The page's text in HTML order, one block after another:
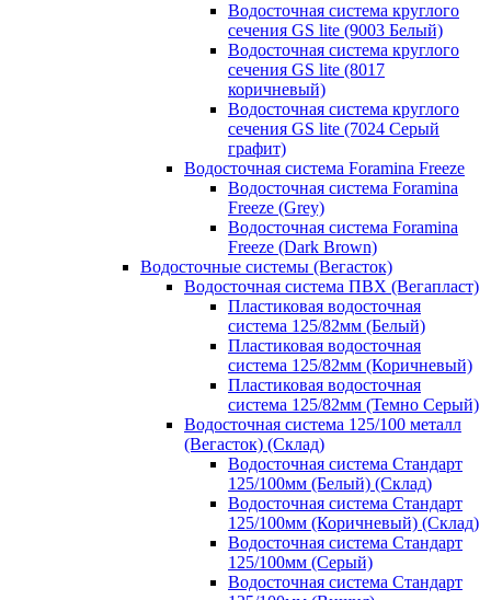
Водосточная система круглого
сечения GS lite (9003 Белый)
Водосточная система круглого
сечения GS lite (8017
коричневый)
Водосточная система круглого
сечения GS lite (7024 Серый
графит)
Водосточная система Foramina Freeze
Водосточная система Foramina
Freeze (Grey)
Водосточная система Foramina
Freeze (Dark Brown)
Водосточные системы (Вегасток)
Водосточная система ПВХ (Вегапласт)
Пластиковая водосточная
система 125/82мм (Белый)
Пластиковая водосточная
система 125/82мм (Коричневый)
Пластиковая водосточная
система 125/82мм (Темно Серый)
Водосточная система 125/100 металл
(Вегасток) (Склад)
Водосточная система Стандарт
125/100мм (Белый) (Склад)
Водосточная система Стандарт
125/100мм (Коричневый) (Склад)
Водосточная система Стандарт
125/100мм (Серый)
Водосточная система Стандарт